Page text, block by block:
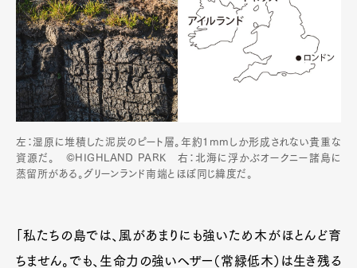
左：湿原に堆積した泥炭のピート層。年約1mmしか形成されない貴重な
資源だ。 ©HIGHLAND PARK 右：北海に浮かぶオークニー諸島に
蒸留所がある。グリーンランド南端とほぼ同じ緯度だ。
「私たちの島では、風があまりにも強いため木がほとんど育
ちません。でも、生命力の強いヘザー（常緑低木）は生き残る